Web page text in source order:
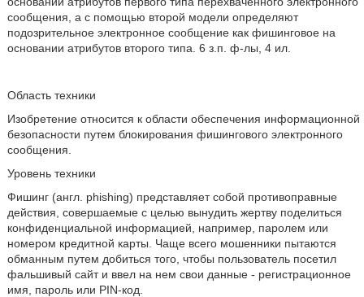
сообщения, а с помощью второй модели определяют
подозрительное электронное сообщение как фишинговое на
основании атрибутов второго типа. 6 з.п. ф-лы, 4 ил.
Область техники
Изобретение относится к области обеспечения информационной
безопасности путем блокирования фишингового электронного
сообщения.
Уровень техники
Фишинг (англ. phishing) представляет собой противоправные
действия, совершаемые с целью вынудить жертву поделиться
конфиденциальной информацией, например, паролем или
номером кредитной карты. Чаще всего мошенники пытаются
обманным путем добиться того, чтобы пользователь посетил
фальшивый сайт и ввел на нем свои данные - регистрационное
имя, пароль или PIN-код.